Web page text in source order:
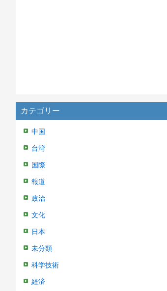
カテゴリー
中国
台湾
国際
報道
政治
文化
日本
未分類
科学技術
経済